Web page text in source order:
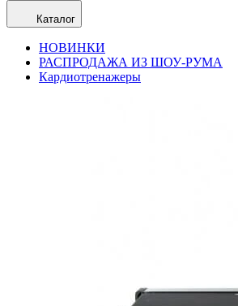
Каталог
НОВИНКИ
РАСПРОДАЖА ИЗ ШОУ-РУМА
Кардиотренажеры